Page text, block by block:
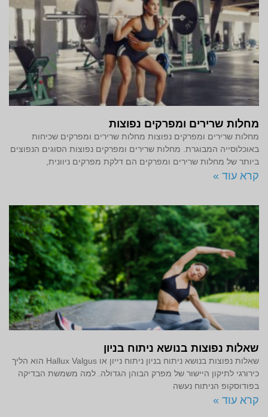
מחלות שרירים ומפרקים נפוצות
מחלות שרירים ומפרקים נפוצות מחלות שרירים ומפרקים שכיחות
באוכלוסייה המבוגרת. מחלות שרירים ומפרקים נפוצות הסוגים הנפוצים
ביותר של מחלות שרירים ומפרקים הם דלקת מפרקים ניוונית,
קרא עוד »
שאלות נפוצות בנושא ניתוח בניון
שאלות נפוצות בנושא ניתוח בניון ניתוח נייון או Hallux Valgus הוא הליך
כירורגי לתיקון היישור של מפרק הבוהן הגדולה. למה משמשת הבדיקה
בפודוסקופ הניתוח נעשה
קרא עוד »